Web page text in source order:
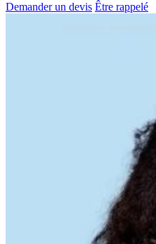
Demander un devis Être rappelé